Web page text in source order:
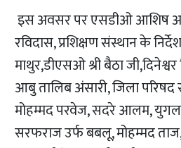
इस अवसर पर एसडीओ आशिष
रविदास, प्रशिक्षण संस्थान के
माथुर,डीएसओ श्री बैठा
आबु तालिब अंसारी, जिला
मोहम्मद परवेज, सदरे आलम, युगल
सरफराज उर्फ बबलू, मोहम्मद